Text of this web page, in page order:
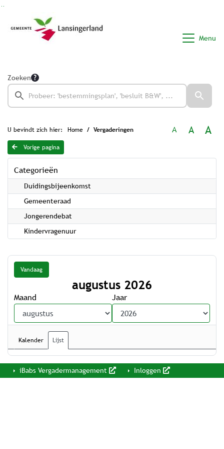
Menu
Zoeken
U bevindt zich hier: Home Vergaderingen A A A
Vorige pagina
Categorieën
Duidingsbijeenkomst
Gemeenteraad
Jongerendebat
Kindervragenuur
Vandaag
augustus 2026
Maand Jaar
Kalender Lijst
iBabs Vergadermanagement Inloggen